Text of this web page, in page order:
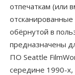
отпечаткам (или
обёрнутой в
предназначены
ПО Seattle
середине 1990-х,